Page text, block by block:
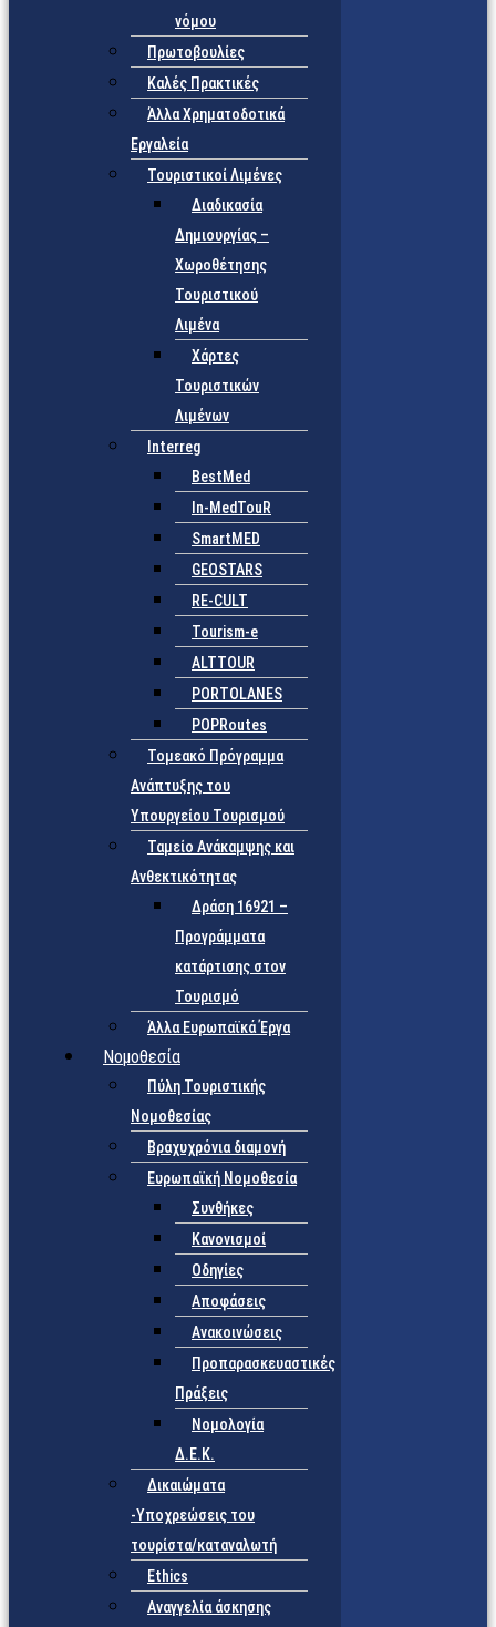
νόμου
Πρωτοβουλίες
Καλές Πρακτικές
Άλλα Χρηματοδοτικά
Εργαλεία
Τουριστικοί Λιμένες
Διαδικασία
Δημιουργίας –
Χωροθέτησης
Τουριστικού
Λιμένα
Χάρτες
Τουριστικών
Λιμένων
Interreg
BestMed
In-MedTouR
SmartMED
GEOSTARS
RE-CULT
Tourism-e
ALTTOUR
PORTOLANES
POPRoutes
Τομεακό Πρόγραμμα
Ανάπτυξης του
Υπουργείου Τουρισμού
Ταμείο Ανάκαμψης και
Ανθεκτικότητας
Δράση 16921 –
Προγράμματα
κατάρτισης στον
Τουρισμό
Άλλα Ευρωπαϊκά Έργα
Νομοθεσία
Πύλη Τουριστικής
Νομοθεσίας
Βραχυχρόνια διαμονή
Ευρωπαϊκή Νομοθεσία
Συνθήκες
Κανονισμοί
Οδηγίες
Αποφάσεις
Ανακοινώσεις
Προπαρασκευαστικές
Πράξεις
Νομολογία
Δ.Ε.Κ.
Δικαιώματα
-Υποχρεώσεις του
τουρίστα/καταναλωτή
Ethics
Αναγγελία άσκησης